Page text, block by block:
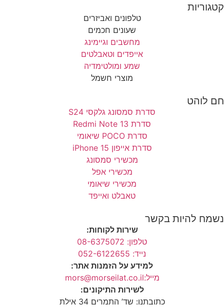
קטגוריות
טלפונים ואביזרים
שעונים חכמים
מחשבים וגיימינג
אייפדים וטאבלטים
שמע ומולטימדיה
מוצרי חשמל
חם לוהט
סדרת סמסונג גלקסי S24
סדרת Redmi Note 13
סדרת POCO שיאומי
סדרת אייפון 15 iPhone
מכשירי סמסונג
מכשירי אפל
מכשירי שיאומי
טאבלט ואייפד
נשמח להיות בקשר
שירות לקוחות:
טלפון: 08-6375072
נייד: 052-6122655
למידע על הזמנות אתר:
מייל:mors@morseilat.co.il
לשירות התיקונים:
כתובתנו: שד’ התמרים 34 אילת